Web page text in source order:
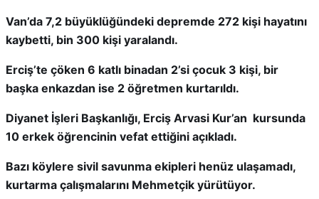
Van’da 7,2 büyüklüğündeki depremde 272 kişi hayatını
kaybetti, bin 300 kişi yaralandı.
Erciş’te çöken 6 katlı binadan 2’si çocuk 3 kişi, bir
başka enkazdan ise 2 öğretmen kurtarıldı.
Diyanet İşleri Başkanlığı, Erciş Arvasi Kur’an kursunda
10 erkek öğrencinin vefat ettiğini açıkladı.
Bazı köylere sivil savunma ekipleri henüz ulaşamadı,
kurtarma çalışmalarını Mehmetçik yürütüyor.